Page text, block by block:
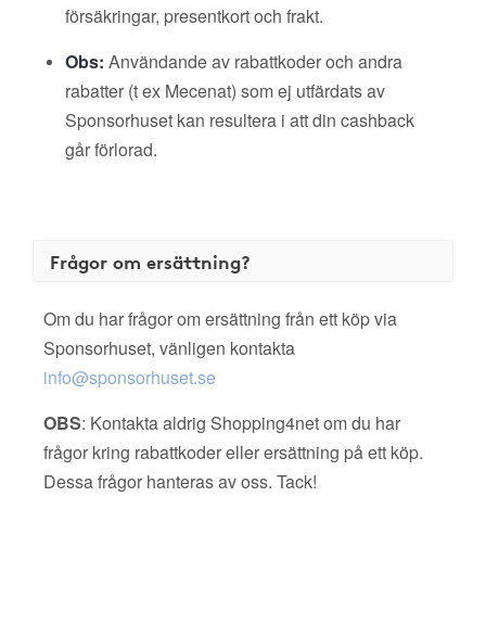
försäkringar, presentkort och frakt.
Obs: Användande av rabattkoder och andra
rabatter (t ex Mecenat) som ej utfärdats av
Sponsorhuset kan resultera i att din cashback
går förlorad.
Frågor om ersättning?
Om du har frågor om ersättning från ett köp via
Sponsorhuset, vänligen kontakta
info@sponsorhuset.se
OBS: Kontakta aldrig Shopping4net om du har
frågor kring rabattkoder eller ersättning på ett köp.
Dessa frågor hanteras av oss. Tack!